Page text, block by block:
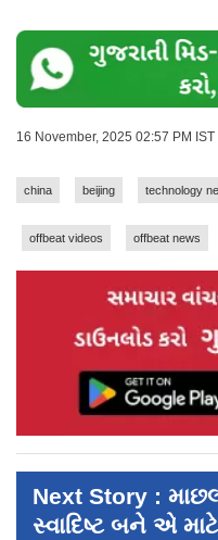
16 November, 2025 02:57 PM
china beijing technology
offbeat videos offbeat news
Next Story :
સ્વાદિષ્ટ બને એ